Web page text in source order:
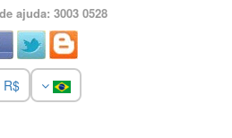
ajuda: 3003 0528
R$